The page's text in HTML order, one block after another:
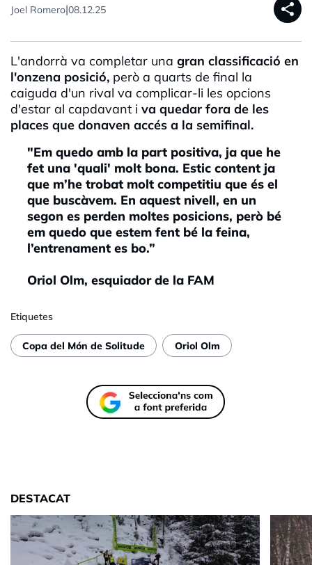
Joel Romero|08.12.25 share
L'andorrà va completar una gran classificació en
l'onzena posició, però a quarts de final la
caiguda d'un rival va complicar-li les opcions
d'estar al capdavant i va quedar fora de les
places que donaven accés a la semifinal.
"Em quedo amb la part positiva, ja que he
fet una 'quali' molt bona. Estic content ja
que m’he trobat molt competitiu que és el
que buscàvem. En aquest nivell, en un
segon es perden moltes posicions, però bé
em quedo que estem fent bé la feina,
l’entrenament es bo.”
Oriol Olm, esquiador de la FAM
Etiquetes
Copa del Món de Solitude Oriol Olm
DESTACAT